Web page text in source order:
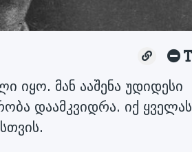
იყო. მან ააშენა უდიდესი
დაამკვიდრა. იქ ყველას